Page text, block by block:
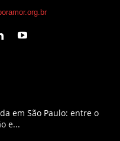
em São Paulo: entre o
e...